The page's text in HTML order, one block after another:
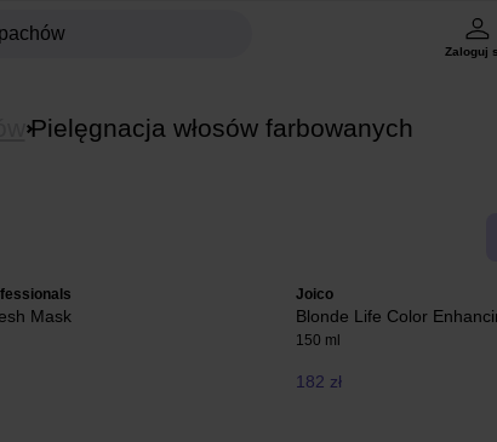
Zaloguj
Pielęgnacja włosów farbowanych
Mask
Joico
Blonde Life Color
150 ml
182 zł